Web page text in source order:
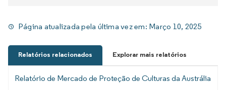
Página atualizada pela última vez em: Março 10, 2025
Relatórios relacionados Explorar mais relatórios
Relatório de Mercado de Proteção de Culturas da Austrália